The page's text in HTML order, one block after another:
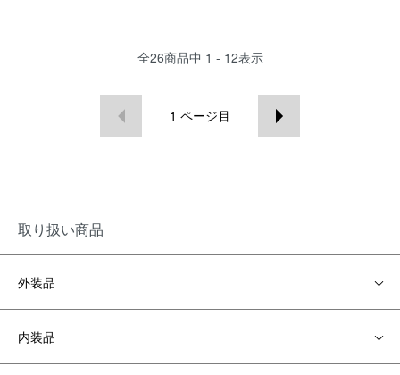
全26商品中 1 - 12表示
1 ページ目
取り扱い商品
外装品
内装品